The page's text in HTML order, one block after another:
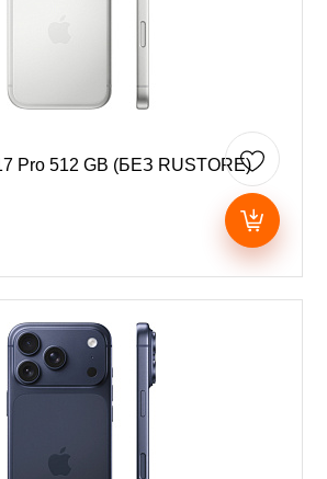
Pro 512 GB (БЕЗ RUSTORE)